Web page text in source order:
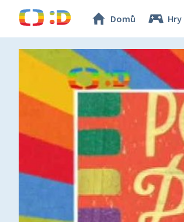
Domů Hry